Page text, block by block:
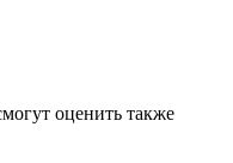
оценить также